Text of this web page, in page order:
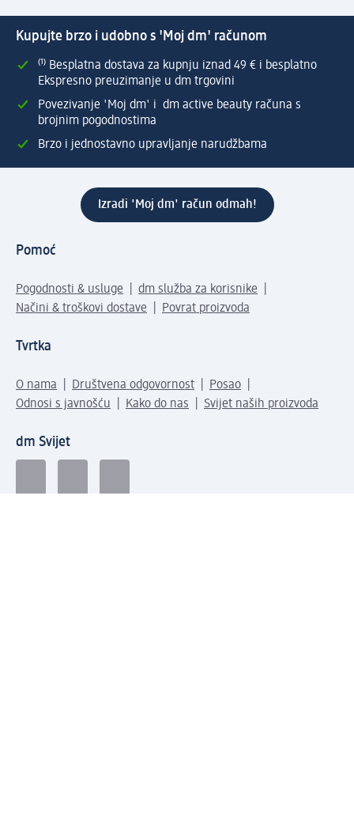
Kupujte brzo i udobno s 'Moj dm' računom
⁽¹⁾ Besplatna dostava za kupnju iznad 49 € i besplatno
Ekspresno preuzimanje u dm trgovini
Povezivanje 'Moj dm' i dm active beauty računa s
brojnim pogodnostima
Brzo i jednostavno upravljanje narudžbama
Izradi 'Moj dm' račun odmah!
Pomoć
Pogodnosti & usluge
dm služba za korisnike
Načini & troškovi dostave
Povrat proizvoda
Tvrtka
O nama Društvena odgovornost
Posao
Odnosi s javnošću
Kako do nas Svijet naših proizvoda
dm Svijet